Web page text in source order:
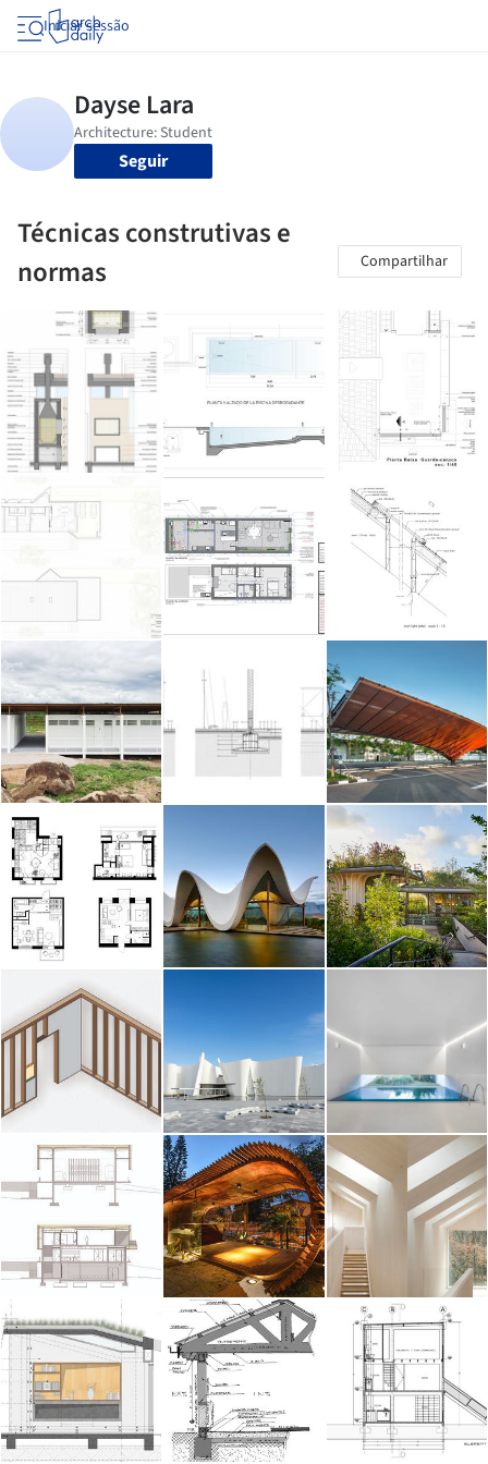
Iniciar sessão
Seguir
Técnicas construtivas e
normas
Compartilhar